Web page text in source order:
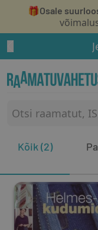
🎁Osale
Kõik (2)